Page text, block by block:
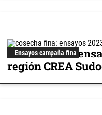
Ensayos campaña fina
Cosecha fina:
región CREA